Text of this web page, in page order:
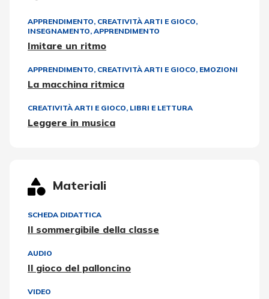
APPRENDIMENTO, CREATIVITÀ ARTI E GIOCO,
INSEGNAMENTO, APPRENDIMENTO
Imitare un ritmo
APPRENDIMENTO, CREATIVITÀ ARTI E GIOCO, EMOZIONI
La macchina ritmica
CREATIVITÀ ARTI E GIOCO, LIBRI E LETTURA
Leggere in musica
Materiali
SCHEDA DIDATTICA
Il sommergibile della classe
AUDIO
Il gioco del palloncino
VIDEO